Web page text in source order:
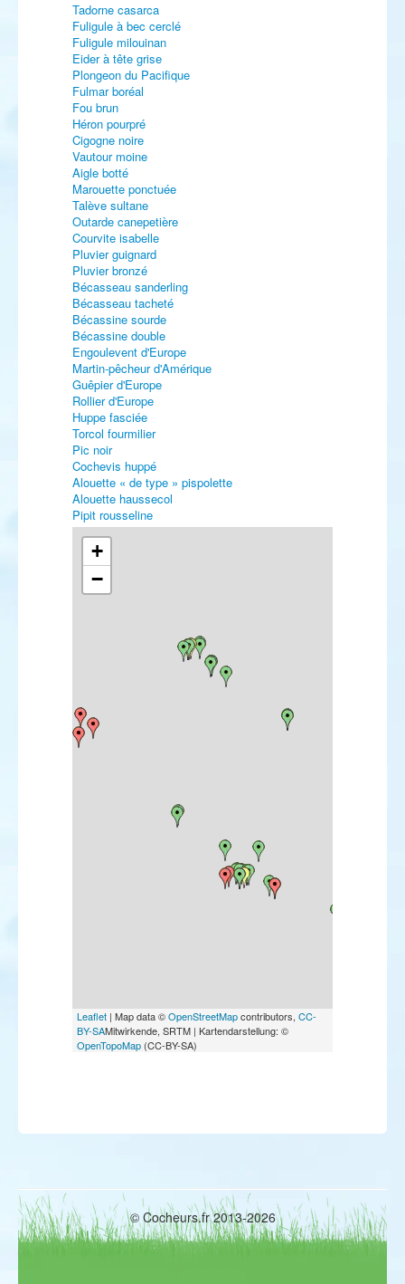
Tadorne casarca
Fuligule à bec cerclé
Fuligule milouinan
Eider à tête grise
Plongeon du Pacifique
Fulmar boréal
Fou brun
Héron pourpré
Cigogne noire
Vautour moine
Aigle botté
Marouette ponctuée
Talève sultane
Outarde canepetière
Courvite isabelle
Pluvier guignard
Pluvier bronzé
Bécasseau sanderling
Bécasseau tacheté
Bécassine sourde
Bécassine double
Engoulevent d'Europe
Martin-pêcheur d'Amérique
Guêpier d'Europe
Rollier d'Europe
Huppe fasciée
Torcol fourmilier
Pic noir
Cochevis huppé
Alouette « de type » pispolette
Alouette haussecol
Pipit rousseline
Bergeronnette printanière
Accenteur alpin
Gorgebleue à miroir
Rougequeue à front blanc
Rougequeue de Moussier
Rousserolle turdoïde
Pouillot à grands sourcils
Panure à moustaches
Sittelle corse
Pie-grièche écorcheur
Linotte à bec jaune
Bec-croisé des sapins
+
−
Leaflet | Map data ©OpenStreetMapcontributors, CC-
BY-SAMitwirkende, SRTM | Kartendarstellung: ©
OpenTopoMap (CC-BY-SA)
© Cocheurs.fr 2013-2026